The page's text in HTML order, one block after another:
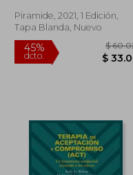
en la Evidencia
Piramide, 2021, 1 Edición,
Tapa Blanda, Nuevo